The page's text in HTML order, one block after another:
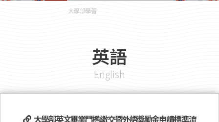
大學部學習
英語
English
大學部英文畢業門檻繳交暨外語獎勵金申請標準流